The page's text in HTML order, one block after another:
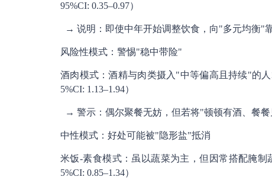
95%CI: 0.35–0.97）
→ 说明：即使中年开始调整饮食，向"多元均衡"
风险性模式：警惕"稳中带险"
酒肉模式：酒精与肉类摄入"中等偏高且持续"的
5%CI: 1.13–1.94）
→ 警示：偶尔聚餐无妨，但若将"顿顿有酒、餐餐
中性模式：好处可能被"隐形盐"抵消
米饭-素食模式：虽以蔬菜为主，但因常搭配腌
5%CI: 0.85–1.34）